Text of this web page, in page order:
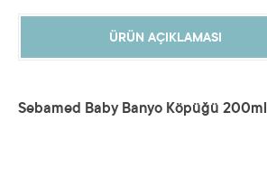
ÜRÜN AÇIKLAMASI
Sebamed Baby Banyo Köpüğü 200ml